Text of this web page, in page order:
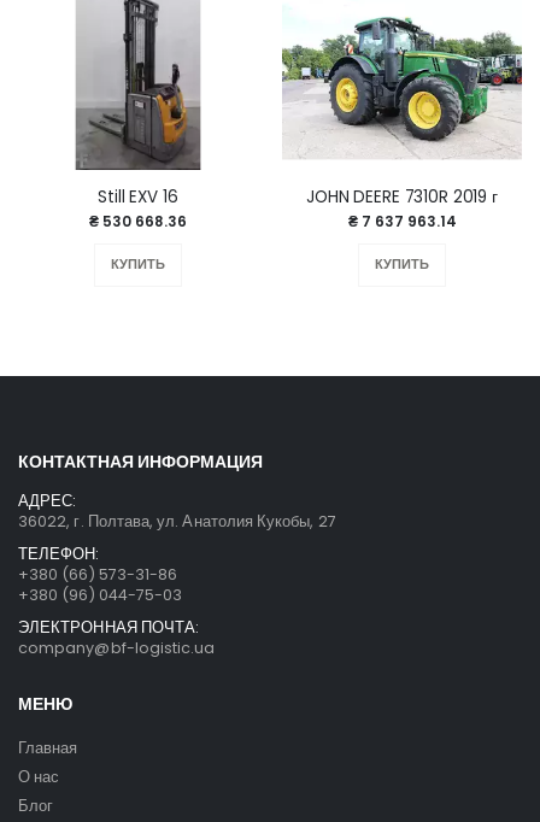
Still EXV 16
₴ 530 668.36
КУПИТЬ
JOHN DEERE 7310R 2019 г
₴ 7 637 963.14
КУПИТЬ
КОНТАКТНАЯ ИНФОРМАЦИЯ
АДРЕС:
36022, г. Полтава, ул. Анатолия Кукобы, 27
ТЕЛЕФОН:
+380 (66) 573-31-86
+380 (96) 044-75-03
ЭЛЕКТРОННАЯ ПОЧТА:
company@bf-logistic.ua
МЕНЮ
Главная
О нас
Блог